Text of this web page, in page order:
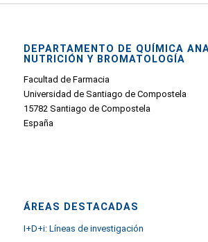
DEPARTAMENTO DE QUÍMICA
NUTRICIÓN Y BROMATOLOGÍA
Facultad de Farmacia
Universidad de Santiago de Compostela
15782 Santiago de Compostela
España
ÁREAS DESTACADAS
I+D+i: Líneas de investigación